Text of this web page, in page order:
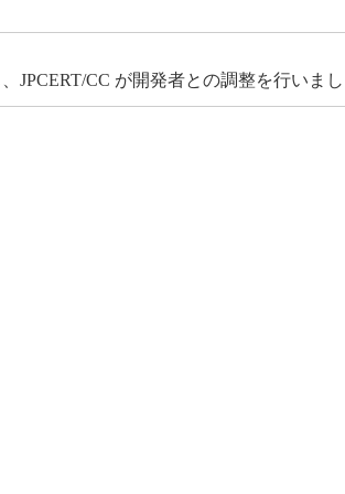
JPCERT/CC が開発者との調整を行いま